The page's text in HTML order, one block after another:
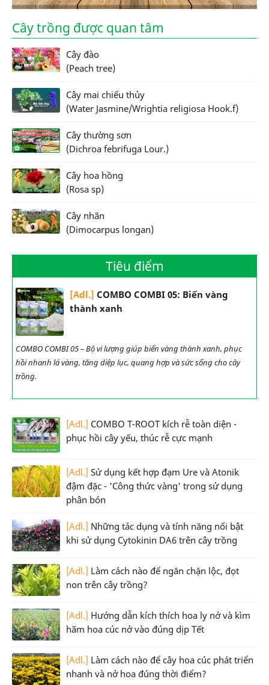
Cây trồng được quan tâm
Cây đào
(Peach tree)
Cây mai chiếu thủy
(Water Jasmine/Wrightia religiosa Hook.f)
Cây thường sơn
(Dichroa febrifuga Lour.)
Cây hoa hồng
(Rosa sp)
Cây nhãn
(Dimocarpus longan)
Tiêu điểm
[Adl.] COMBO COMBI 05: Biến vàng
thành xanh
COMBO COMBI 05 – Bộ vi lượng giúp biến vàng thành xanh, phục
hồi nhanh lá vàng, tăng diệp lục, quang hợp và sức sống cho cây
trồng.
[Adl.] COMBO T-ROOT kích rễ toàn diện -
phục hồi cây yếu, thúc rễ cực mạnh
[Adl.] Sử dụng kết hợp đạm Ure và Atonik
đậm đặc - 'Công thức vàng' trong sử dụng
phân bón
[Adl.] Những tác dụng và tính năng nổi bật
khi sử dụng Cytokinin DA6 trên cây trồng
[Adl.] Làm cách nào để ngăn chặn lộc, đọt
non trên cây trồng?
[Adl.] Hướng dẫn kích thích hoa ly nở và kìm
hãm hoa cúc nở vào đúng dịp Tết
[Adl.] Làm cách nào để cây hoa cúc phát triển
nhanh và nở hoa đúng thời điểm?